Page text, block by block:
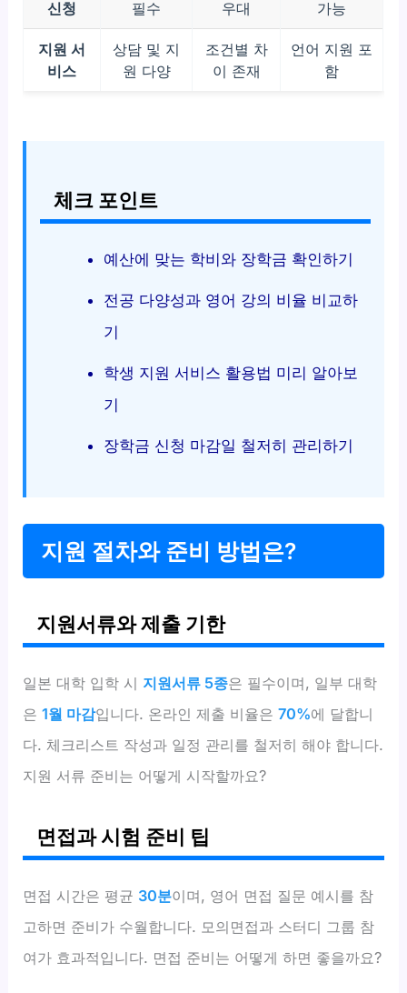
신청 필수 우대 가능
지원 서
비스
상담 및 지
원 다양
조건별 차
이 존재
언어 지원 포
함
체크 포인트
예산에 맞는 학비와 장학금 확인하기
전공 다양성과 영어 강의 비율 비교하
기
학생 지원 서비스 활용법 미리 알아보
기
장학금 신청 마감일 철저히 관리하기
지원 절차와 준비 방법은?
지원서류와 제출 기한
일본 대학 입학 시 지원서류 5종은 필수이며, 일부 대학
은1월 마감입니다. 온라인 제출 비율은70%에 달합니
다. 체크리스트 작성과 일정 관리를 철저히 해야 합니다.
지원 서류 준비는 어떻게 시작할까요?
면접과 시험 준비 팁
면접 시간은 평균 30분이며, 영어 면접 질문 예시를 참
고하면 준비가 수월합니다. 모의면접과 스터디 그룹 참
여가 효과적입니다. 면접 준비는 어떻게 하면 좋을까요?